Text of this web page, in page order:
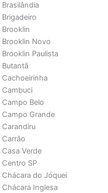
Brooklin
Brooklin Novo
Paulista
Cachoeirinha
Cambuci
Belo
Campo Grande
Carandiru
Verde
SP
Chácara do Jóquei
Inglesa